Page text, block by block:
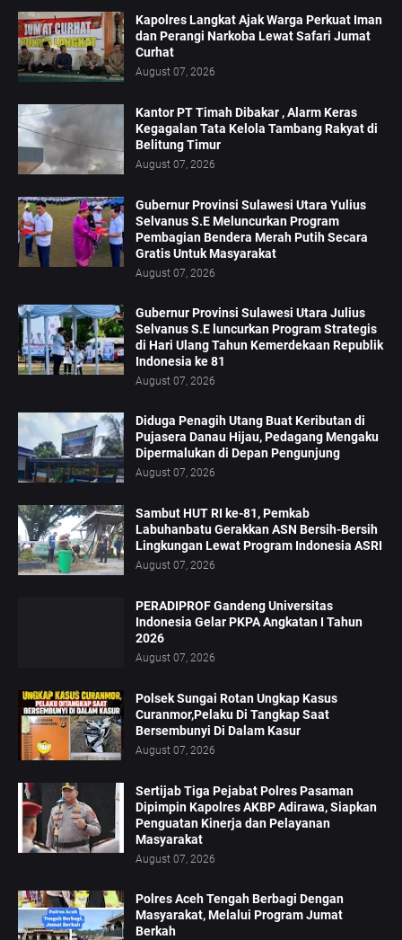
Kapolres Langkat Ajak Warga Perkuat Iman
dan Perangi Narkoba Lewat Safari Jumat
Curhat
August 07, 2026
Kantor PT Timah Dibakar , Alarm Keras
Kegagalan Tata Kelola Tambang Rakyat di
Belitung Timur
August 07, 2026
Gubernur Provinsi Sulawesi Utara Yulius
Selvanus S.E Meluncurkan Program
Pembagian Bendera Merah Putih Secara
Gratis Untuk Masyarakat
August 07, 2026
Gubernur Provinsi Sulawesi Utara Julius
Selvanus S.E luncurkan Program Strategis
di Hari Ulang Tahun Kemerdekaan Republik
Indonesia ke 81
August 07, 2026
Diduga Penagih Utang Buat Keributan di
Pujasera Danau Hijau, Pedagang Mengaku
Dipermalukan di Depan Pengunjung
August 07, 2026
Sambut HUT RI ke-81, Pemkab
Labuhanbatu Gerakkan ASN Bersih-Bersih
Lingkungan Lewat Program Indonesia ASRI
August 07, 2026
PERADIPROF Gandeng Universitas
Indonesia Gelar PKPA Angkatan I Tahun
2026
August 07, 2026
Polsek Sungai Rotan Ungkap Kasus
Curanmor,Pelaku Di Tangkap Saat
Bersembunyi Di Dalam Kasur
August 07, 2026
Sertijab Tiga Pejabat Polres Pasaman
Dipimpin Kapolres AKBP Adirawa, Siapkan
Penguatan Kinerja dan Pelayanan
Masyarakat
August 07, 2026
Polres Aceh Tengah Berbagi Dengan
Masyarakat, Melalui Program Jumat
Berkah